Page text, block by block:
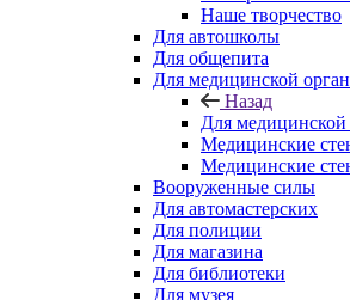
Наше творчество
Для автошколы
Для общепита
Для медицинской
Назад
Для медицинской
Медицинские
Медицинские
Вооруженные силы
Для автомастерских
Для полиции
Для магазина
Для библиотеки
Для музея